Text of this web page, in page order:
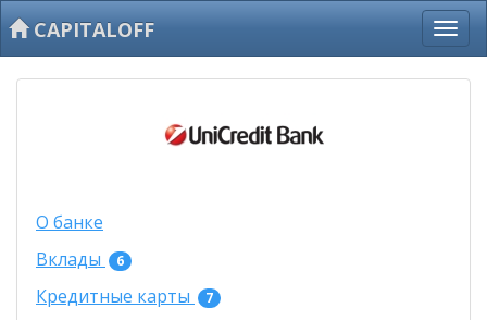
CAPITALOFF
О банке
Вклады
6
Кредитные карты 7